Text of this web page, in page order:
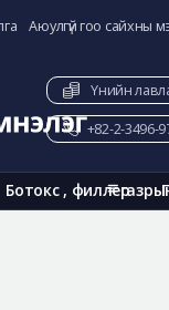
Аюулгүй гоо сайхны
Ботокс , филлер
Үнийн
+82-2-3496-